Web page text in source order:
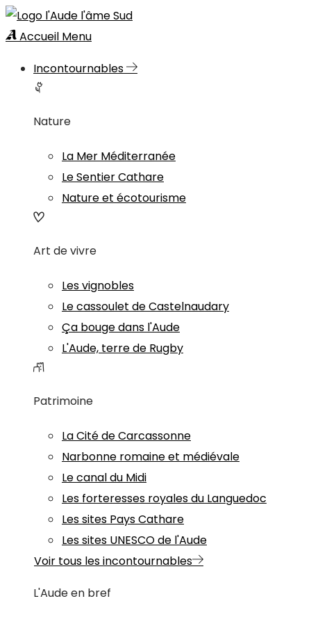
Accueil Menu
Incontournables
Nature
La Mer Méditerranée
Le Sentier Cathare
Nature et écotourisme
Art de vivre
Les vignobles
Le cassoulet de Castelnaudary
Ça bouge dans l'Aude
L'Aude, terre de Rugby
Patrimoine
La Cité de Carcassonne
Narbonne romaine et médiévale
Le canal du Midi
Les forteresses royales du Languedoc
Les sites Pays Cathare
Les sites UNESCO de l'Aude
Voir tous les incontournables
L'Aude en bref